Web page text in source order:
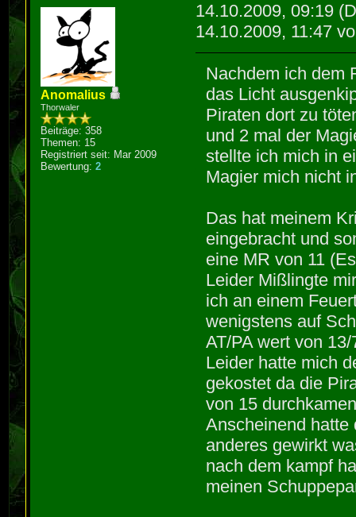
Anomalius
Thorwaler
Beiträge: 358
Themen: 15
Registriert seit: Mar 2009
Bewertung:2
14.10.2009, 09:19
14.10.2009, 11:47
Nachdem ich dem
das Licht
Piraten dort zu
und 2 mal der
stellte ich mich in
Magier mich nicht
Das hat meinem
eingebracht und
eine MR von 11
Leider Mißlingte
ich an einem
wenigstens auf
AT/PA wert von
Leider hatte mich
gekostet da die
von 15
Anscheinend hatte
anderes gewirkt
nach dem kampf
meinen